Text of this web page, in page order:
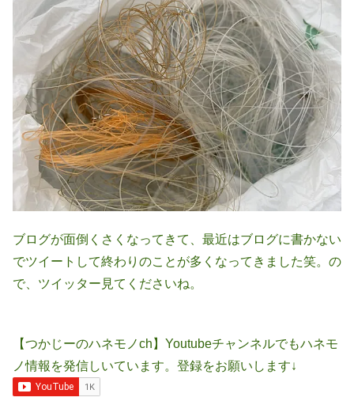
ブログが面倒くさくなってきて、最近はブログに書かない
でツイートして終わりのことが多くなってきました笑。の
で、ツイッター見てくださいね。
【つかじーのハネモノch】Youtubeチャンネルでもハネモ
ノ情報を発信しいています。登録をお願いします↓